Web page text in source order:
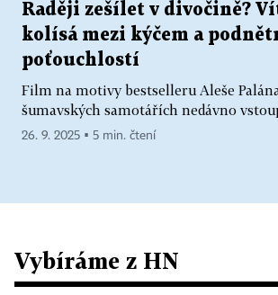
Raději zešílet v divočině?
kolísá mezi kýčem a
poťouchlostí
Film na motivy bestselleru Aleše
šumavských samotářích nedávno
26. 9. 2025 ▪ 5 min. čtení
Vybíráme z HN